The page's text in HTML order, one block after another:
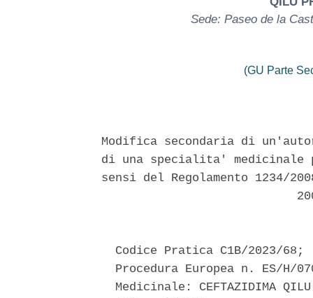
Sede: Paseo de la
(GU Parte
Modifica secondaria di
di una specialita' medicinale
sensi del Regolamento 1234/
  Codice Pratica C1B/2023/68;
Procedura Europea n. ES/H/
Medicinale: CEFTAZIDIMA